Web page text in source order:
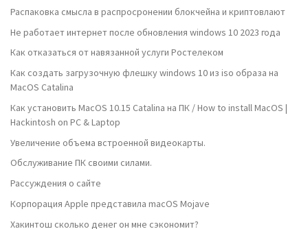
Распаковка смысла в распросронении блокчейна и криптовлают
Не работает интернет после обновления windows 10 2023 года
Как отказаться от навязанной услуги Ростелеком
Как создать загрузочную флешку windows 10 из iso образа на
MacOS Catalina
Как установить MacOS 10.15 Catalina на ПК / How to install MacOS |
Hackintosh on PC & Laptop
Увеличение объема встроенной видеокарты.
Обслуживание ПК своими силами.
Рассуждения о сайте
Корпорация Apple представила macOS Mojave
Хакинтош сколько денег он мне сэкономит?